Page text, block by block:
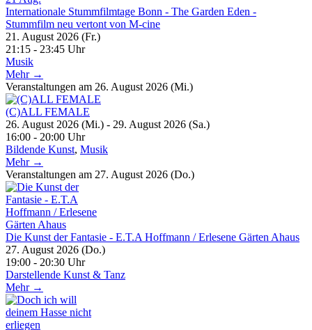
Internationale Stummfilmtage Bonn - The Garden Eden -
Stummfilm neu vertont von M-cine
21. August 2026 (Fr.)
21:15 - 23:45 Uhr
Musik
Mehr →
Veranstaltungen am 26. August 2026 (Mi.)
(C)ALL FEMALE
26. August 2026 (Mi.) - 29. August 2026 (Sa.)
16:00 - 20:00 Uhr
Bildende Kunst, Musik
Mehr →
Veranstaltungen am 27. August 2026 (Do.)
Die Kunst der Fantasie - E.T.A Hoffmann / Erlesene Gärten Ahaus
27. August 2026 (Do.)
19:00 - 20:30 Uhr
Darstellende Kunst & Tanz
Mehr →